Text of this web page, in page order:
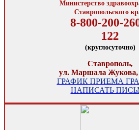
Министерство
Ставропольского
8-800-200-
122
(круглосуточно)
Ставрополь,
ул. Маршала Жукова,
ГРАФИК ПРИЕМА
НАПИСАТЬ